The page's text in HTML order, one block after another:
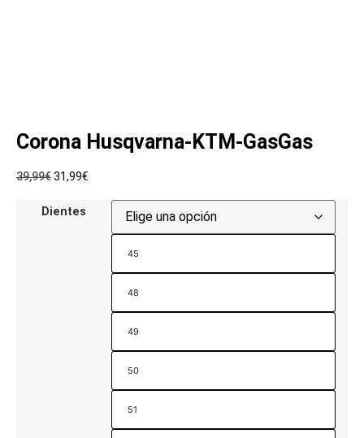
Corona Husqvarna-KTM-GasGas
39,99€31,99€
Dientes
45
48
49
50
51